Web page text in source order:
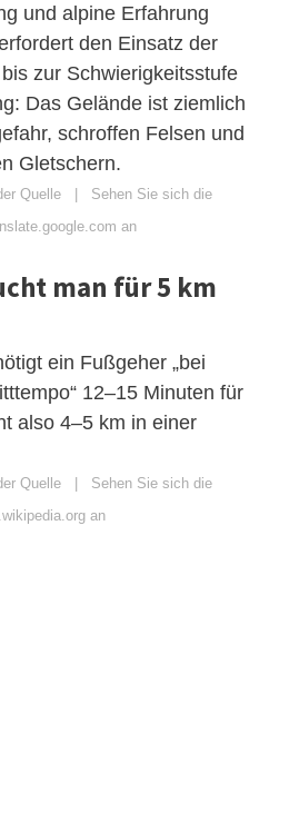
und alpine Erfahrung
den Einsatz der
zur Schwierigkeitsstufe
Das Gelände ist ziemlich
schroffen Felsen und
Gletschern.
Quelle | Sehen Sie sich die
an
man für 5 km
ein Fußgeher „bei
12–15 Minuten für
also 4–5 km in einer
Quelle | Sehen Sie sich die
an